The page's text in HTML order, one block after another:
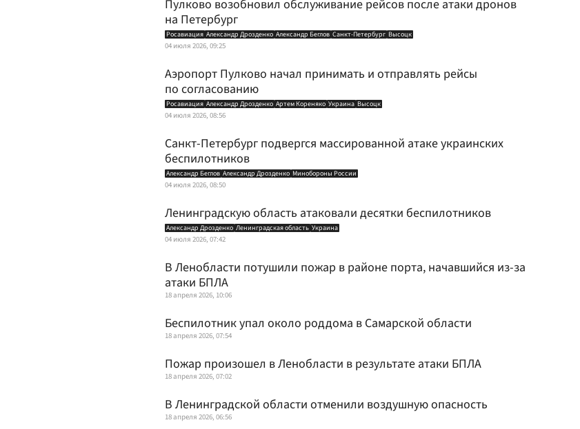
Пулково возобновил обслуживание рейсов после атаки дронов
на Петербург
Росавиация Александр Дрозденко Александр Беглов Санкт-Петербург Высоцк
04 июля 2026, 09:25
Аэропорт Пулково начал принимать и отправлять рейсы
по согласованию
Росавиация Александр Дрозденко Артем Кореняко Украина Высоцк
04 июля 2026, 08:56
Санкт-Петербург подвергся массированной атаке украинских
беспилотников
Александр Беглов Александр Дрозденко Минобороны России
04 июля 2026, 08:50
Ленинградскую область атаковали десятки беспилотников
Александр Дрозденко Ленинградская область Украина
04 июля 2026, 07:42
В Ленобласти потушили пожар в районе порта, начавшийся из-за
атаки БПЛА
18 апреля 2026, 10:06
Беспилотник упал около роддома в Самарской области
18 апреля 2026, 07:54
Пожар произошел в Ленобласти в результате атаки БПЛА
18 апреля 2026, 07:02
В Ленинградской области отменили воздушную опасность
18 апреля 2026, 06:56